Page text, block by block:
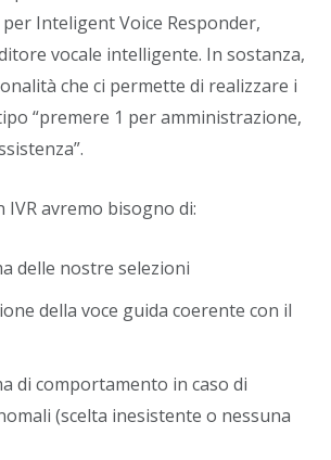
per Inteligent Voice Responder,
vocale intelligente. In sostanza,
che ci permette di realizzare i
“premere 1 per amministrazione,
IVR avremo bisogno di:
delle nostre selezioni
della voce guida coerente con il
di comportamento in caso di
(scelta inesistente o nessuna